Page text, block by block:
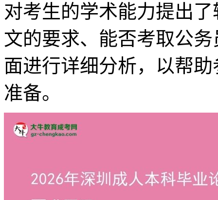
对考生的学术能力提出
文的要求、能否考取公
面进行详细分析，以帮
准备。